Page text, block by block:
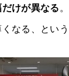
けが異なる
なる、という